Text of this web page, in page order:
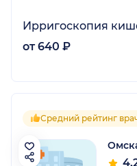
Ирригоскопия
от 640 ₽
Средний рейтинг